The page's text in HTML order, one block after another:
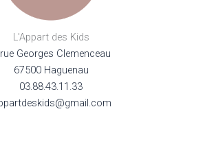
L'Appart des Kids
Georges Clemenceau
67500 Haguenau
03.88.43.11.33